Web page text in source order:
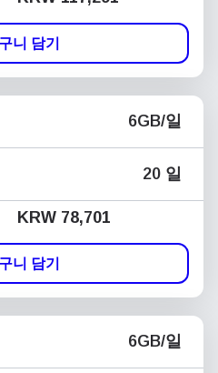
니 담기
6GB/일
20 일
KRW 78,701
니 담기
6GB/일